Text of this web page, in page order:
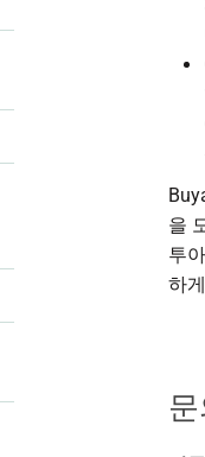
을
투
하